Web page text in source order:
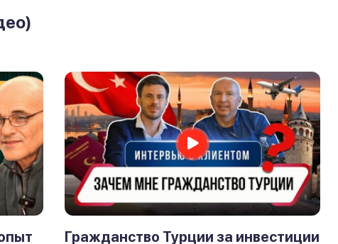
Гражданство Турции за инвестиции